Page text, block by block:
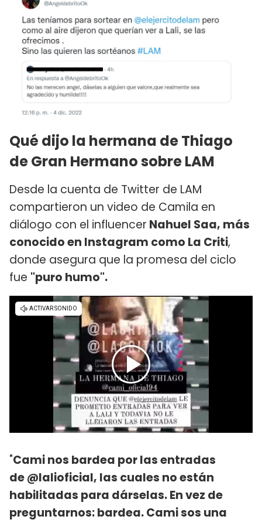
Qué dijo la hermana de Thiago
de Gran Hermano sobre LAM
Desde la cuenta de Twitter de LAM
compartieron un video de Camila en
diálogo con el influencer Nahuel Saa, más
conocido en Instagram como La Criti,
donde asegura que la promesa del ciclo
fue "puro humo".
"Cami nos bardea por las entradas
de @lalioficial, las cuales no están
habilitadas para dárselas. En vez de
preguntarnos: bardea. Cami sos una